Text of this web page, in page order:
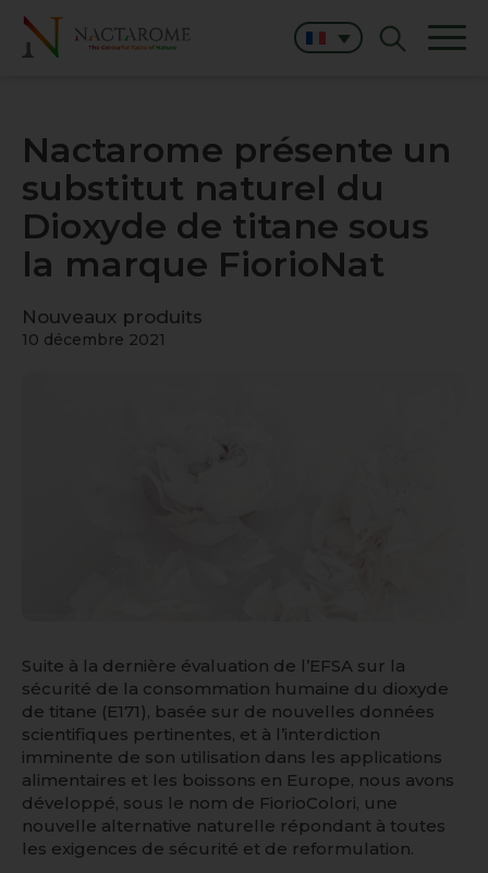
Nactarome présente un
substitut naturel du
Dioxyde de titane sous
la marque FiorioNat
Nouveaux produits
10 décembre 2021
Suite à la dernière évaluation de l’EFSA sur la
sécurité de la consommation humaine du dioxyde
de titane (E171), basée sur de nouvelles données
scientifiques pertinentes, et à l’interdiction
imminente de son utilisation dans les applications
alimentaires et les boissons en Europe, nous avons
développé, sous le nom de FiorioColori, une
nouvelle alternative naturelle répondant à toutes
les exigences de sécurité et de reformulation.